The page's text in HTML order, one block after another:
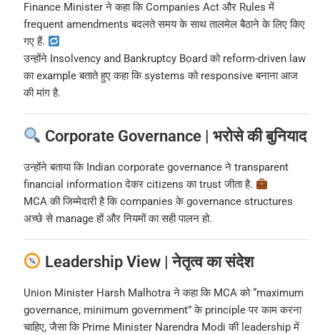
Finance Minister ने कहा कि Companies Act और Rules में
frequent amendments बदलते समय के साथ तालमेल बैठाने के लिए किए
गए हैं.
उन्होंने Insolvency and Bankruptcy Board को reform-driven law
का example बताते हुए कहा कि systems को responsive बनाना आज
की मांग है.
Corporate Governance | भरोसे की बुनियाद
उन्होंने बताया कि Indian corporate governance ने transparent
financial information देकर citizens का trust जीता है.
MCA की जिम्मेदारी है कि companies के governance structures
अच्छे से manage हों और नियमों का सही पालन हो.
Leadership View | नेतृत्व का संदेश
Union Minister Harsh Malhotra ने कहा कि MCA को “maximum
governance, minimum government” के principle पर काम करना
चाहिए, जैसा कि Prime Minister Narendra Modi की leadership में